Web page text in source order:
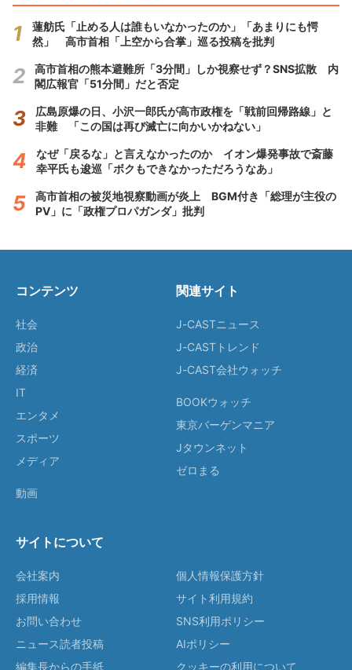
蓮舫氏「止める人は誰もいなかったのか」「あまりにも愕
然」 高市首相「上空から合掌」巡る投稿を批判
高市首相の熊本避難所「3分間」しか視察せず？SNS拡散 内
閣広報官「51分間」だと否定
広島原爆の日、小沢一郎氏が高市政権を「戦前回帰路線」と
非難 「この国は再び滅亡に向かいかねない」
なぜ「戻るな」と言えなかったのか イオン爆発事故で斎藤
幸平氏も逡巡「ボクもできなかっただろうなあ」
高市首相の被災地視察動画が炎上 BGM付き「総理が主役の
PV」に「政権プロパガンダ」批判
コンテンツ
社会
政治
経済
IT
エンタメ
スポーツ
メディア
動画
関連サイト
J-CASTニュース
J-CASTトレンド
J-CAST会社ウォッチ
BOOKウォッチ
東京バーゲンマニア
Jタウンネット
ゼロまる
サイトについて
会社案内
採用情報
お問い合わせ
ニュース読者投稿
編集長からの手紙
個人情報保護方針
サイト利用規約
SNS利用ポリシー
AIポリシー
クッキーの利用について